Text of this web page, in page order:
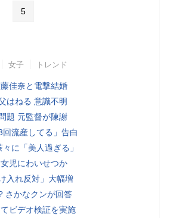
5
女子 トレンド
佳奈と電撃結婚
はねる 意識不明
題 元監督が陳謝
流産してる」告白
に「美人過ぎる」
児にわいせつか
入れ反対」大幅増
さかなクンが回答
ビデオ検証を実施